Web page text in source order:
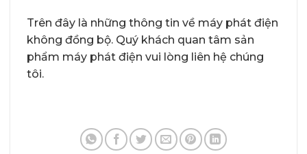
Trên đây là những thông tin về máy phát điện
không đồng bộ. Quý khách quan tâm sản
phẩm máy phát điện vui lòng liên hệ chúng
tôi.